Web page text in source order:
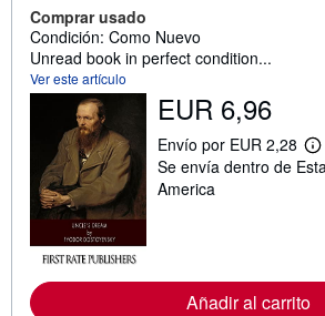
Comprar usado
Condición: Como Nuevo
Unread book in perfect condition...
Ver este artículo
EUR 6,96
Envío por EUR 2,28
M
á
m
Se envía dentro de
America
Añadir al carrito